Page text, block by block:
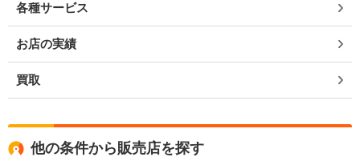
各種サービス
お店の実績
買取
他の条件から販売店を探す